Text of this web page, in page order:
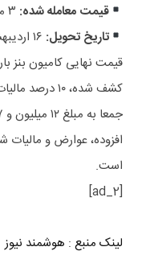
قیمت معامله شده:
تاریخ تحویل:
کشف شده، ۱۰
افزوده، عوارض و
است.
[ad_2]
لینک منبع : هوشمند نیوز